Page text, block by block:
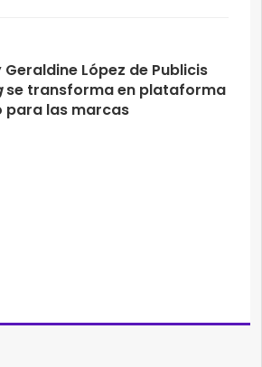
López de Publicis
se transforma en plataforma
para las marcas